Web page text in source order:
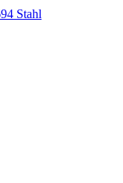
Stahl